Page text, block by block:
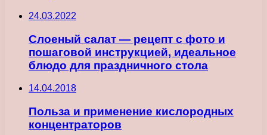
24.03.2022
Слоеный салат — рецепт с фото и
пошаговой инструкцией, идеальное
блюдо для праздничного стола
14.04.2018
Польза и применение кислородных
концентраторов